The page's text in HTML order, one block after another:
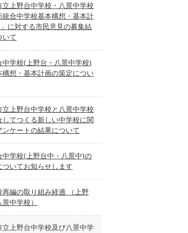
立上野台中学校・八景中学校
統合中学校基本構想・基本計
に対する市民意見の募集結
いて
中学校(上野台・八景中学校)
構想・基本計画の策定につい
立上野台中学校と八景中学校
してつくる新しい中学校に関
ンケートの結果について
中学校(上野台中・八景中)の
ついてお知らせします
再編の取り組み経過 （上野
中学校）
立上野台中学校及び八景中学